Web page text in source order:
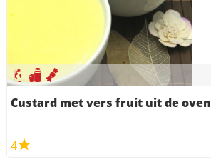
Custard met vers fruit uit de oven
4